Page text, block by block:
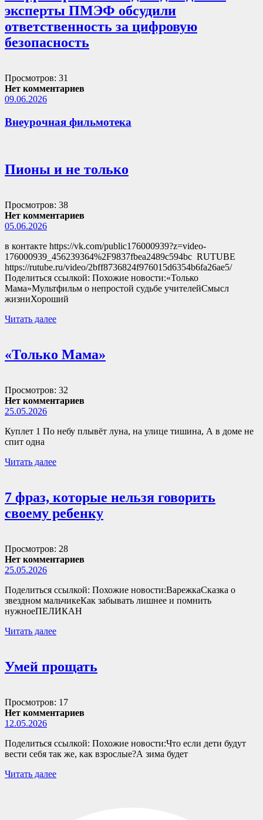
эксперты ПМЭФ обсудили
ответственность за цифровую
безопасность
Просмотров: 31
Нет комментариев
09.06.2026
Внеурочная фильмотека
Пионы и не только
Просмотров: 38
Нет комментариев
05.06.2026
в контакте https://vk.com/public176000939?z=video-
176000939_456239364%2F9837fbea2489c594bc RUTUBE
https://rutube.ru/video/2bff8736824f976015d6354b6fa26ae5/
Поделиться ссылкой: Похожие новости:«Только
Мама»Мультфильм о непростой судьбе учителейСмысл
жизниХороший
Читать далее
«Только Мама»
Просмотров: 32
Нет комментариев
25.05.2026
Куплет 1 По небу плывёт луна, на улице тишина, А в доме не
спит одна
Читать далее
7 фраз, которые нельзя говорить
своему ребенку
Просмотров: 28
Нет комментариев
25.05.2026
Поделиться ссылкой: Похожие новости:ВарежкаСказка о
звездном мальчикеКак забывать лишнее и помнить
нужноеПЕЛИКАН
Читать далее
Умей прощать
Просмотров: 17
Нет комментариев
12.05.2026
Поделиться ссылкой: Похожие новости:Что если дети будут
вести себя так же, как взрослые?А зима будет
Читать далее